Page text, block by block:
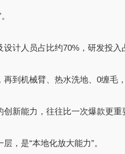
计人员占比约70%，研发投入
再到机械臂、热水洗地、0缠毛
创新能力，往往比一次爆款更重
，是“本地化放大能力”。